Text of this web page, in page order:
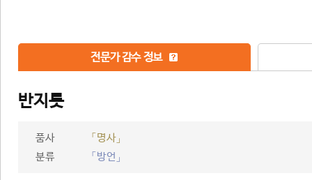
전문가 감수 정보
반지릇
품사
「명사」
분류
「방언」